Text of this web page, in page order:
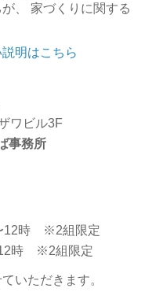
、 家づくりに関する
明はこちら
ワビル3F
事務所
12時 ※2組限定
12時 ※2組限定
いただきます。